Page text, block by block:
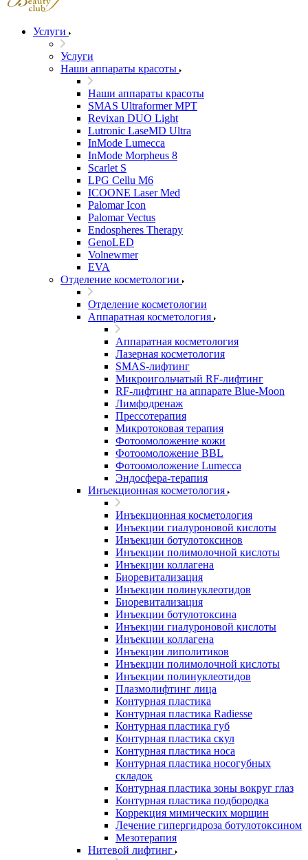
Услуги
Услуги
Наши аппараты красоты
Наши аппараты красоты
SMAS Ultraformer MPT
Revixan DUO Light
Lutronic LaseMD Ultra
InMode Lumecca
InMode Morpheus 8
Scarlet S
LPG Cellu M6
ICOONE Laser Med
Palomar Icon
Palomar Vectus
Endospheres Therapy
GenoLED
Volnewmer
EVA
Отделение косметологии
Отделение косметологии
Аппаратная косметология
Аппаратная косметология
Лазерная косметология
SMAS-лифтинг
Микроигольчатый RF-лифтинг
RF-лифтинг на аппарате Blue-Moon
Лимфодренаж
Прессотерапия
Микротоковая терапия
Фотоомоложение кожи
Фотоомоложение BBL
Фотоомоложение Lumecca
Эндосфера-терапия
Инъекционная косметология
Инъекционная косметология
Инъекции гиалуроновой кислоты
Инъекции ботулотоксинов
Инъекции полимолочной кислоты
Инъекции коллагена
Биоревитализация
Инъекции полинуклеотидов
Биоревитализация
Инъекции ботулотоксина
Инъекции гиалуроновой кислоты
Инъекции коллагена
Инъекции липолитиков
Инъекции полимолочной кислоты
Инъекции полинуклеотидов
Плазмолифтинг лица
Контурная пластика
Контурная пластика Radiesse
Контурная пластика губ
Контурная пластика скул
Контурная пластика носа
Контурная пластика носогубных
складок
Контурная пластика зоны вокруг глаз
Контурная пластика подбородка
Коррекция мимических морщин
Лечение гипергидроза ботулотоксином
Мезотерапия
Нитевой лифтинг